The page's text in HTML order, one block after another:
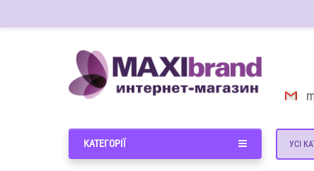
УСІ
КАТЕГОРІЇ